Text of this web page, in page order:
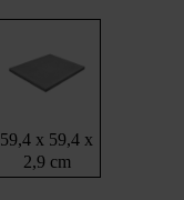
59,4 x 59,4 x
2,9 cm